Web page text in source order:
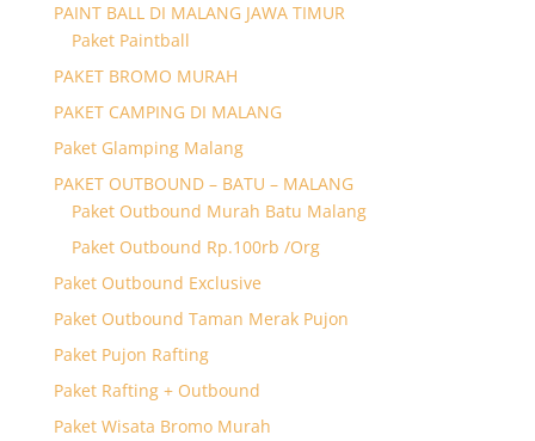
PAINT BALL DI MALANG JAWA TIMUR
Paket Paintball
PAKET BROMO MURAH
PAKET CAMPING DI MALANG
Paket Glamping Malang
PAKET OUTBOUND – BATU – MALANG
Paket Outbound Murah Batu Malang
Paket Outbound Rp.100rb /Org
Paket Outbound Exclusive
Paket Outbound Taman Merak Pujon
Paket Pujon Rafting
Paket Rafting + Outbound
Paket Wisata Bromo Murah